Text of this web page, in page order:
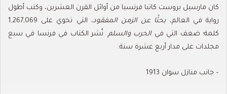
كان مارسيل بروست كاتبا فرنسيا من أوائل القرن العشرين، وكتب أطول
رواية في العالم،بحثًا عن الزمن المفقود،
التي تحوي على 1,267,069
كلمة؛ ضعف التي فيالحرب والسلم. نُشر الكتاب في فرنسا في سبع
مجلدات على مدار أربع عشرة سنة:
– جانب منازل سوان 1913